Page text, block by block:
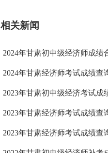
相关新闻
2024年甘肃初中级经济师成绩
2024年甘肃经济师考试成绩查
2023年甘肃初中级经济考试成
2023年甘肃经济师考试成绩查
2023年甘肃经济师考试成绩查